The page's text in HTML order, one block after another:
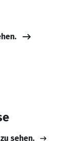
sehen.